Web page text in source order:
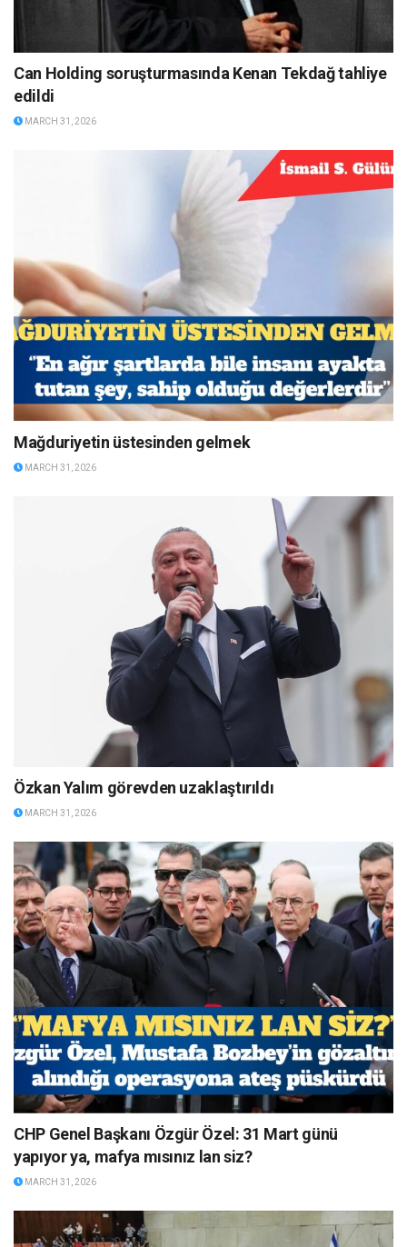
Can Holding soruşturmasında Kenan Tekdağ tahliye
edildi
MARCH 31, 2026
Mağduriyetin üstesinden gelmek
MARCH 31, 2026
Özkan Yalım görevden uzaklaştırıldı
MARCH 31, 2026
CHP Genel Başkanı Özgür Özel: 31 Mart günü
yapıyor ya, mafya mısınız lan siz?
MARCH 31, 2026